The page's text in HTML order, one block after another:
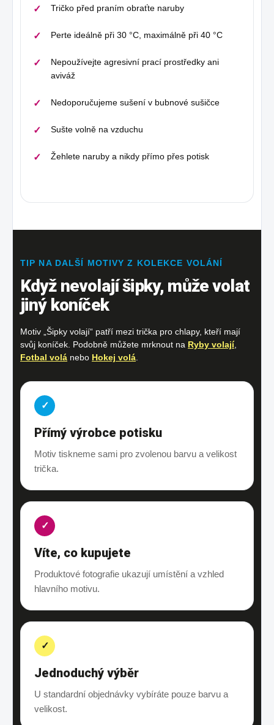
Tričko před praním obraťte naruby
Perte ideálně při 30 °C, maximálně při 40 °C
Nepoužívejte agresivní prací prostředky ani
aviváž
Nedoporučujeme sušení v bubnové sušičce
Sušte volně na vzduchu
Žehlete naruby a nikdy přímo přes potisk
TIP NA DALŠÍ MOTIVY Z KOLEKCE VOLÁNÍ
Když nevolají šipky, může volat
jiný koníček
Motiv „Šipky volají“ patří mezi trička pro chlapy, kteří mají
svůj koníček. Podobně můžete mrknout na Ryby volají,
Fotbal volá nebo Hokej volá
✓
Přímý výrobce potisku
Motiv tiskneme sami pro zvolenou barvu a velikost
trička.
✓
Víte, co kupujete
Produktové fotografie ukazují umístění a vzhled
hlavního motivu.
✓
Jednoduchý výběr
U standardní objednávky vybíráte pouze barvu a
velikost.